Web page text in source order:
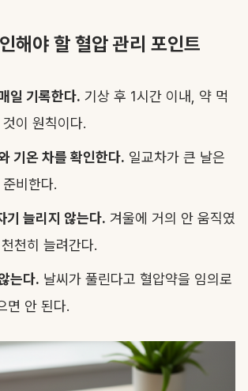
해야 할 혈압 관리 포인트
일 기록한다. 기상 후 1시간 이내, 약 먹
이 원칙이다.
기온 차를 확인한다. 일교차가 큰 날은
비한다.
기 늘리지 않는다. 겨울에 거의 안 움직였
천히 늘려간다.
는다. 날씨가 풀린다고 혈압약을 임의로
면 안 된다.